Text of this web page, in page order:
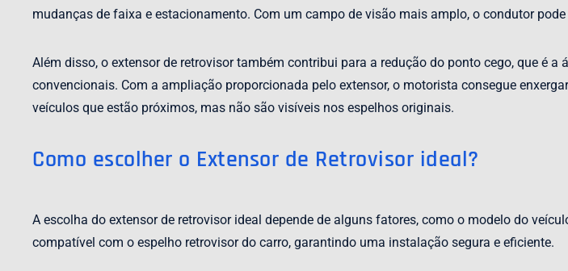
mudanças de faixa e estacionamento. Com um campo de visão mais amplo, o condutor
Além disso, o extensor de retrovisor também contribui para a redução do ponto cego, que é
convencionais. Com a ampliação proporcionada pelo extensor, o motorista consegue
veículos que estão próximos, mas não são visíveis nos espelhos originais.
Como escolher o Extensor de Retrovisor ideal?
A escolha do extensor de retrovisor ideal depende de alguns fatores, como o modelo do
compatível com o espelho retrovisor do carro, garantindo uma instalação segura e eficiente.